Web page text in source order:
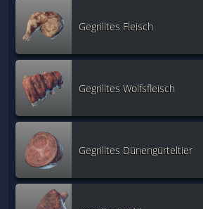
Gegrilltes Fleisch
Gegrilltes Wolfsfleisch
Gegrilltes Dünengürteltier